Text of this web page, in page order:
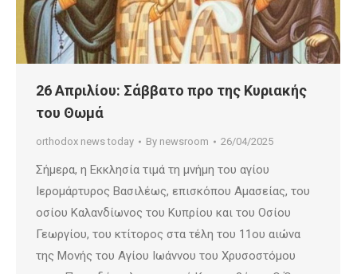
26 Απριλίου: Σάββατο προ της Κυριακής
του Θωμά
orthodox news today By newsroom 26/04/2025
Σήμερα, η Εκκλησία τιμά τη μνήμη του αγίου
Ιερομάρτυρος Βασιλέως, επισκόπου Αμασείας, του
οσίου Καλανδίωνος του Κυπρίου και του Οσίου
Γεωργίου, του κτίτορος στα τέλη του 11ου αιώνα
της Μονής του Αγίου Ιωάννου του Χρυσοστόμου